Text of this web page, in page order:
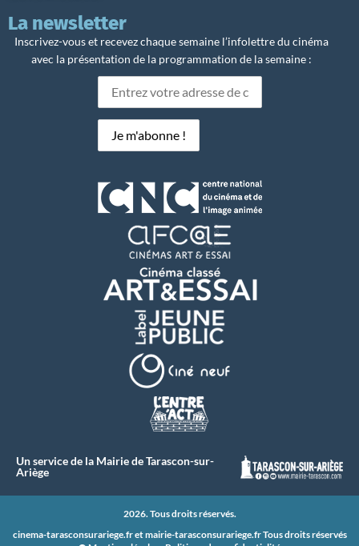
La newsletter
Inscrivez-vous et recevez chaque semaine l’infolettre du cinéma
avec la présentation de la programmation de la semaine :
Un service de la Mairie de Tarascon-sur-
Ariège
2026. Tous droits réservés.
cinema-tarasconsurariege.fr etmairie-tarasconsurariege.frTous droits réservés